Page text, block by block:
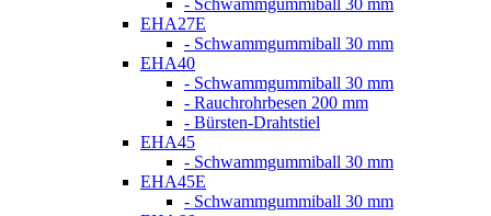
EHA27E
- Schwammgummiball 30 mm
EHA40
- Schwammgummiball 30 mm
- Rauchrohrbesen 200 mm
- Bürsten-Drahtstiel
EHA45
- Schwammgummiball 30 mm
EHA45E
- Schwammgummiball 30 mm